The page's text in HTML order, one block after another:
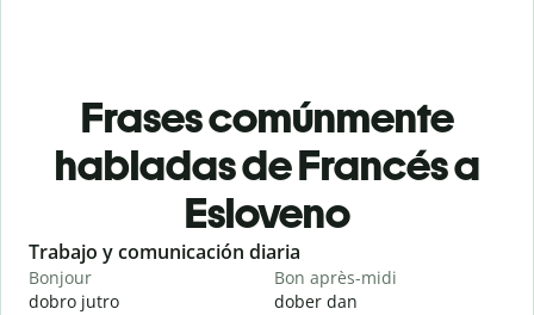
Frases comúnmente
habladas de Francés a
Esloveno
Slide 1 of 6
Trabajo y comunicación diaria
Bonjour
dobro jutro
Bon après-midi
dober dan